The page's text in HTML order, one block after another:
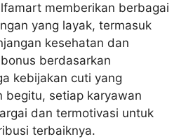
memberikan berbagai
yang layak, termasuk
kesehatan dan
berdasarkan
kebijakan cuti yang
begitu, setiap karyawan
dan termotivasi untuk
terbaiknya.